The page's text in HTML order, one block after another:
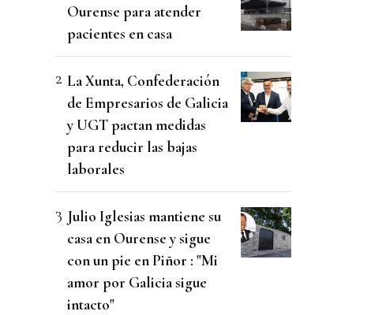
Ourense para atender
pacientes en casa
La Xunta, Confederación
de Empresarios de Galicia
y UGT pactan medidas
para reducir las bajas
laborales
Julio Iglesias mantiene su
casa en Ourense y sigue
con un pie en Piñor : "Mi
amor por Galicia sigue
intacto"